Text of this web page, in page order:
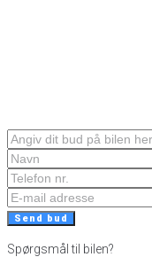
Send bud
Spørgsmål til bilen?